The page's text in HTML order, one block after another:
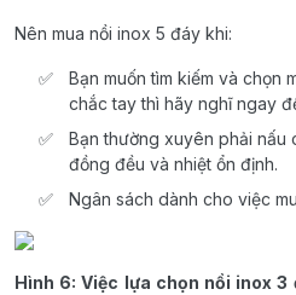
Nên mua nồi inox 5 đáy khi:
Bạn muốn tìm kiếm và chọn
chắc tay thì hãy nghĩ ngay
Bạn thường xuyên phải nấu
đồng đều và nhiệt ổn định.
Ngân sách dành cho việc
Hình 6: Việc lựa chọn nồi inox